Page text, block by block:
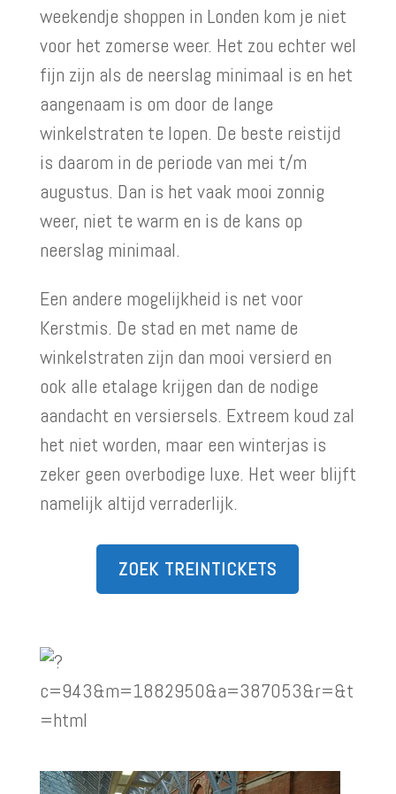
weekendje shoppen in Londen kom je niet
voor het zomerse weer. Het zou echter wel
fijn zijn als de neerslag minimaal is en het
aangenaam is om door de lange
winkelstraten te lopen. De beste reistijd
is daarom in de periode van mei t/m
augustus. Dan is het vaak mooi zonnig
weer, niet te warm en is de kans op
neerslag minimaal.
Een andere mogelijkheid is net voor
Kerstmis. De stad en met name de
winkelstraten zijn dan mooi versierd en
ook alle etalage krijgen dan de nodige
aandacht en versiersels. Extreem koud zal
het niet worden, maar een winterjas is
zeker geen overbodige luxe. Het weer blijft
namelijk altijd verraderlijk.
ZOEK TREINTICKETS